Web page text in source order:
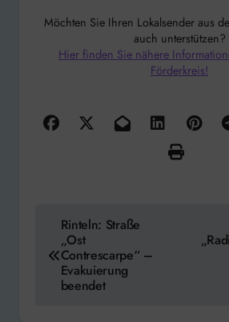
Möchten Sie Ihren Lokalsender aus
auch unterstützen?
Hier finden Sie nähere
Förderkreis!
Beitragsnavigation
Rinteln: Straße
„Ost
Contrescarpe“ –
Evakuierung
beendet